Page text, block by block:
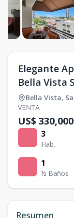
Elegante
Bella Vista
Bella Vista,
VENTA
US$ 330,000
3
Hab.
1
½ Baños
Resumen